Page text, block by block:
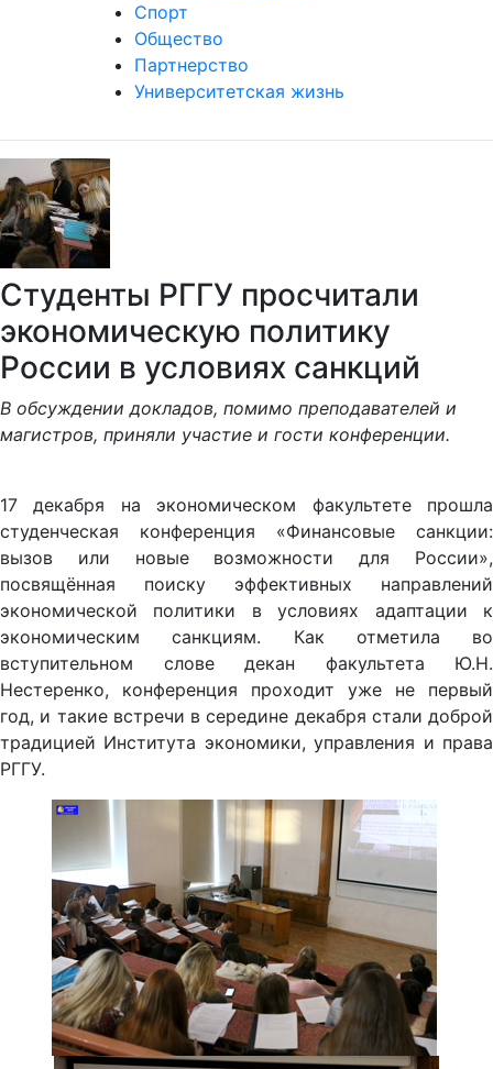
Спорт
Общество
Партнерство
Университетская жизнь
Студенты РГГУ просчитали
экономическую политику
России в условиях санкций
В обсуждении докладов, помимо преподавателей и
магистров, приняли участие и гости конференции.
17 декабря на экономическом факультете прошла
студенческая конференция «Финансовые санкции:
вызов или новые возможности для России»,
посвящённая поиску эффективных направлений
экономической политики в условиях адаптации к
экономическим санкциям. Как отметила во
вступительном слове декан факультета Ю.Н.
Нестеренко, конференция проходит уже не первый
год, и такие встречи в середине декабря стали доброй
традицией Института экономики, управления и права
РГГУ.